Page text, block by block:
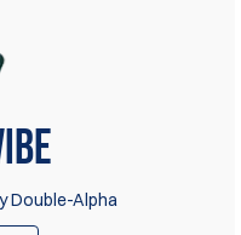
Double-Alpha